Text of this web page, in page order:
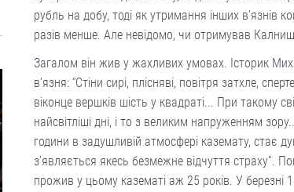
рубль на добу, тоді як утримання інших в’язнів
разів менше. Але невідомо, чи отримував
Загалом він жив у жахливих умовах. Історик
в’язня: “Стіни сирі, плісняві, повітря затхле,
віконце вершків шість у квадраті... При такому
найсвітліші дні, і то з великим напруженням
години в задушливій атмосфері каземату, стає
з’являється якесь безмежне відчуття страху”.
прожив у цьому казематі аж 25 років. У березні